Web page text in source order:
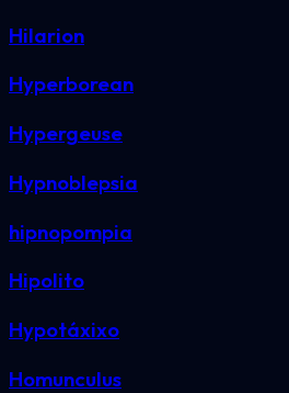
Hilarion
Hyperborean
Hypergeuse
Hypnoblepsia
hipnopompia
Hipolito
Hypotáxixo
Homunculus